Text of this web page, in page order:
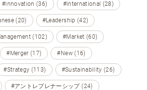
#innovation (36) #international (28)
(20) #Leadership (42)
(102) #Market (60)
#Merger (17) #New (16)
#Strategy (113) #Sustainability (26)
#アントレプレナーシップ (24)